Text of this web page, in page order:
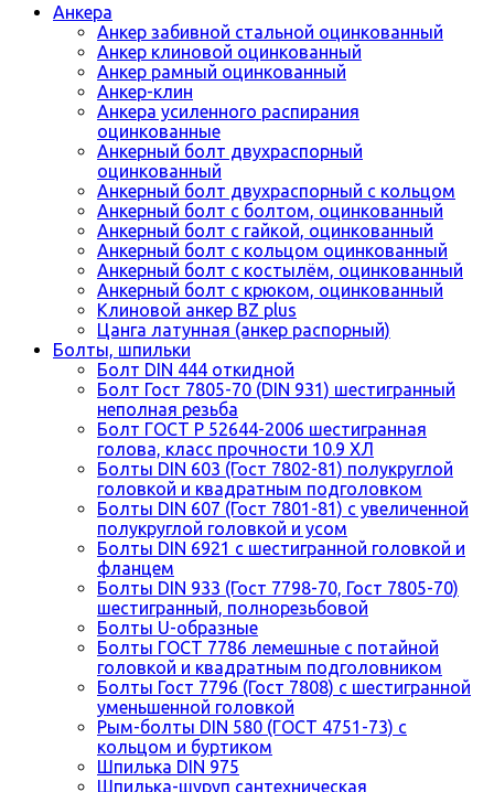
Анкера
Анкер забивной стальной оцинкованный
Анкер клиновой оцинкованный
Анкер рамный оцинкованный
Анкер-клин
Анкера усиленного распирания
оцинкованные
Анкерный болт двухраспорный
оцинкованный
Анкерный болт двухраспорный с кольцом
Анкерный болт с болтом, оцинкованный
Анкерный болт с гайкой, оцинкованный
Анкерный болт с кольцом оцинкованный
Анкерный болт с костылём, оцинкованный
Анкерный болт с крюком, оцинкованный
Клиновой анкер BZ plus
Цанга латунная (анкер распорный)
Болты, шпильки
Болт DIN 444 откидной
Болт Гост 7805-70 (DIN 931) шестигранный
неполная резьба
Болт ГОСТ Р 52644-2006 шестигранная
голова, класс прочности 10.9 ХЛ
Болты DIN 603 (Гост 7802-81) полукруглой
головкой и квадратным подголовком
Болты DIN 607 (Гост 7801-81) с увеличенной
полукруглой головкой и усом
Болты DIN 6921 с шестигранной головкой и
фланцем
Болты DIN 933 (Гост 7798-70, Гост 7805-70)
шестигранный, полнорезьбовой
Болты U-образные
Болты ГОСТ 7786 лемешные с потайной
головкой и квадратным подголовником
Болты Гост 7796 (Гост 7808) с шестигранной
уменьшенной головкой
Рым-болты DIN 580 (ГОСТ 4751-73) с
кольцом и буртиком
Шпилька DIN 975
Шпилька-шуруп сантехническая